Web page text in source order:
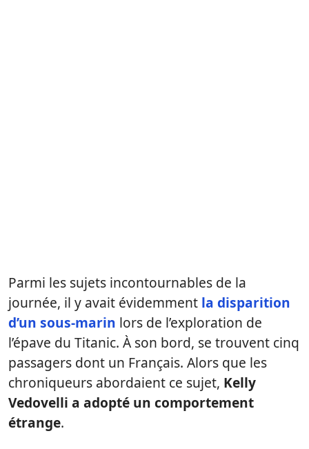
Parmi les sujets incontournables de la
journée, il y avait évidemment la disparition
d’un sous-marin lors de l’exploration de
l’épave du Titanic. À son bord, se trouvent cinq
passagers dont un Français. Alors que les
chroniqueurs abordaient ce sujet, Kelly
Vedovelli a adopté un comportement
étrange.